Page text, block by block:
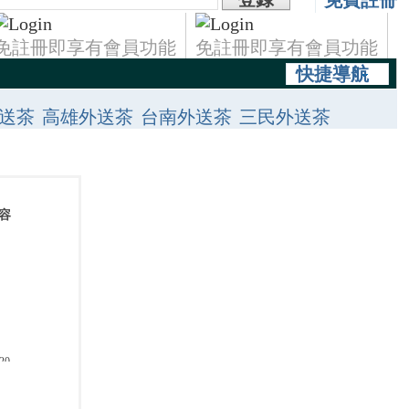
免註冊即享有會員功能
註冊即享有會員功能
快捷導航
茶 高雄外送茶 台南外送茶 三民外送茶